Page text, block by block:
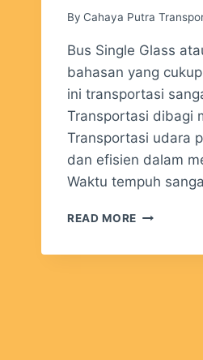
By Cahaya Putra
Bus Single Glass
bahasan yang
ini transportasi
Transportasi dibagi
Transportasi udara
dan efisien dalam
Waktu tempuh
READ MORE